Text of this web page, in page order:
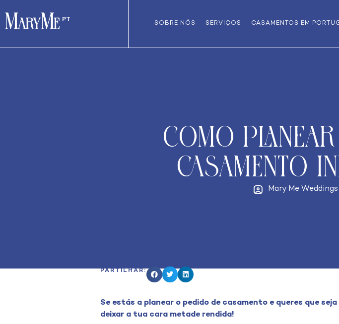
PT
SOBRE NÓS SERVIÇOS CASAMENTOS EM
Como
casamento
Mary Me Weddings
PARTILHAR:
Se estás a planear o pedido de casamento e queres que
deixar a tua cara metade rendida!